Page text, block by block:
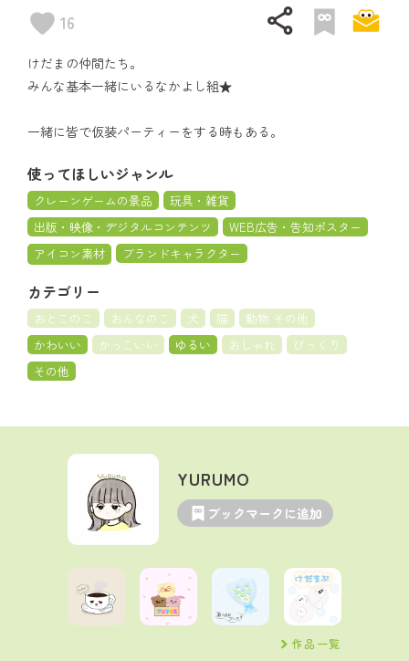
16 share
けだまの仲間たち。
みんな基本一緒にいるなかよし組★
一緒に皆で仮装パーティーをする時もある。
使ってほしいジャンル
クレーンゲームの景品
玩具・雑貨
出版・映像・デジタルコンテンツ
WEB広告・告知ポスター
アイコン素材
ブランドキャラクター
カテゴリー
おとこのこ おんなのこ 犬 猫
動物 その他
かわいい
かっこいい ゆるい おしゃれ
びっくり
その他
YURUMO
ブックマークに追加
作品一覧